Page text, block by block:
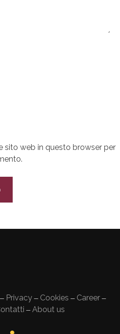
sito web in questo browser per
— Privacy — Cookies — Career —
— About us